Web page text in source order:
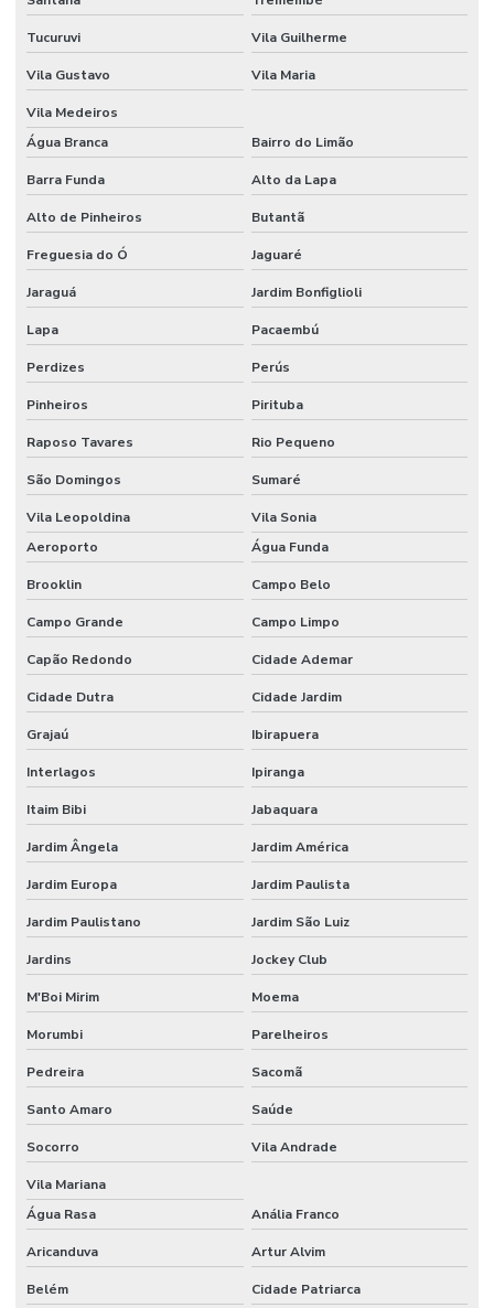
Tucuruvi Vila Guilherme
Vila Gustavo Vila Maria
Vila Medeiros
Água Branca
Bairro do Limão
Barra Funda Alto da Lapa
Alto de Pinheiros Butantã
Freguesia do Ó Jaguaré
Jaraguá Jardim Bonfiglioli
Lapa Pacaembú
Perdizes Perús
Pinheiros Pirituba
Raposo Tavares Rio Pequeno
São Domingos Sumaré
Vila Leopoldina
Vila Sonia
Aeroporto
Água Funda
Brooklin Campo Belo
Campo Grande Campo Limpo
Capão Redondo Cidade Ademar
Cidade Dutra Cidade Jardim
Grajaú Ibirapuera
Interlagos Ipiranga
Itaim Bibi Jabaquara
Jardim Ângela Jardim América
Jardim Europa Jardim Paulista
Jardim Paulistano Jardim São Luiz
Jardins Jockey Club
M'Boi Mirim Moema
Morumbi Parelheiros
Pedreira Sacomã
Santo Amaro Saúde
Socorro Vila Andrade
Vila Mariana
Água Rasa
Anália Franco
Aricanduva Artur Alvim
Belém Cidade Patriarca